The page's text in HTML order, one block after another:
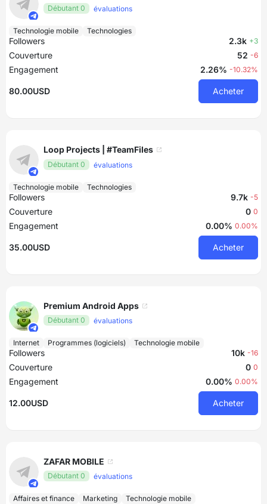
Débutant 0 évaluations
Technologie mobile Technologies
Followers 2.3k +3
Couverture 52 -6
Engagement 2.26% -10.32%
80.00USD Acheter
Loop Projects | #TeamFiles
Débutant 0 évaluations
Technologie mobile Technologies
Followers 9.7k -5
Couverture 0 0
Engagement 0.00% 0.00%
35.00USD Acheter
Premium Android Apps
Débutant 0 évaluations
Internet Programmes (logiciels) Technologie mobile
Followers 10k -16
Couverture 0 0
Engagement 0.00% 0.00%
12.00USD Acheter
ZAFAR MOBILE
Débutant 0 évaluations
Affaires et finance Marketing Technologie mobile